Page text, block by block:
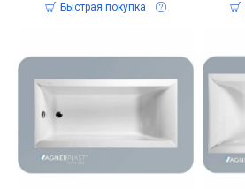
Быстрая покупка